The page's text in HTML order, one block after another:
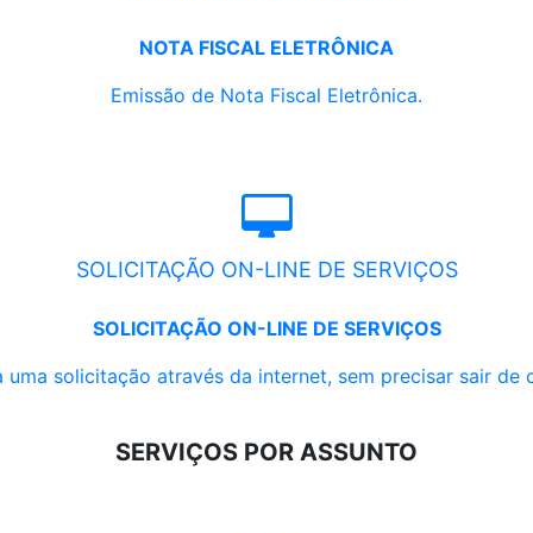
NOTA FISCAL ELETRÔNICA
Emissão de Nota Fiscal Eletrônica.
SOLICITAÇÃO ON-LINE DE SERVIÇOS
SOLICITAÇÃO ON-LINE DE SERVIÇOS
uma solicitação através da internet, sem precisar sair de
SERVIÇOS POR ASSUNTO